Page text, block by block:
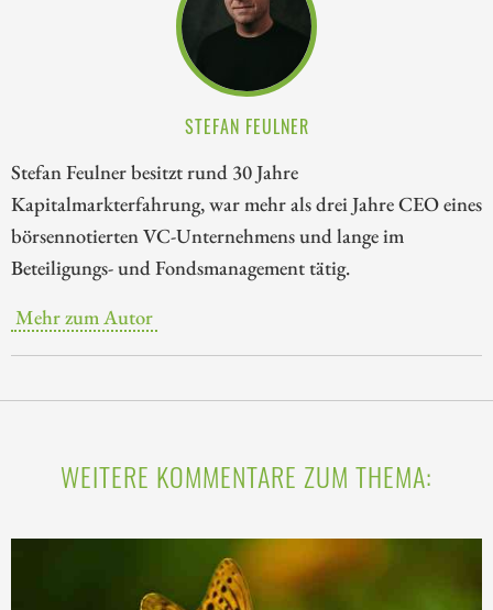
STEFAN FEULNER
Stefan Feulner besitzt rund 30 Jahre
Kapitalmarkterfahrung, war mehr als drei Jahre CEO eines
börsennotierten VC-Unternehmens und lange im
Beteiligungs- und Fondsmanagement tätig.
Mehr zum Autor
WEITERE KOMMENTARE ZUM THEMA: